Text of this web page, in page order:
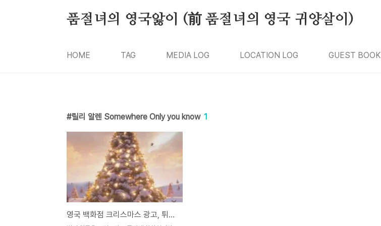
품절녀의 영국앓이 (前 품절녀의 영국 귀양살이)
HOME TAG MEDIA LOG LOCATION LOG GUEST BOOK
릴리 알렌 Somewhere Only you know 1
영국 백화점 크리스마스 광고, 튀어야 산다